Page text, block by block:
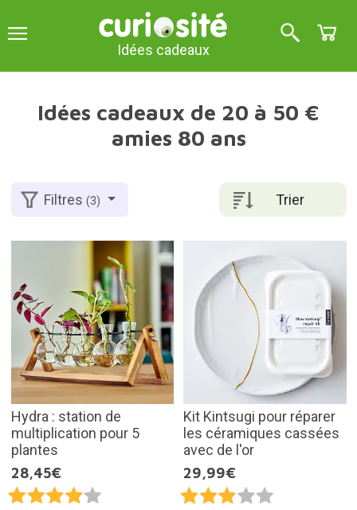
Idées cadeaux
Idées cadeaux de 20 à 50 €
amies 80 ans
Trier
Filtres(3)
Hydra : station de
multiplication pour 5
plantes
28,45€
Kit Kintsugi pour réparer
les céramiques cassées
avec de l'or
29,99€